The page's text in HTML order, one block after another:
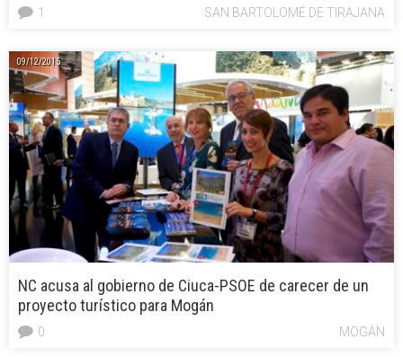
SAN BARTOLOMÉ DE TIRAJANA
1
09/12/2015
NC acusa al gobierno de Ciuca-PSOE de carecer de un
proyecto turístico para Mogán
MOGÁN
0